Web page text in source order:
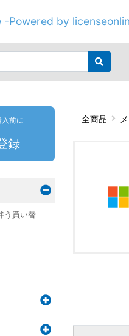
-Powered by
全商品
前に
録
う買い替